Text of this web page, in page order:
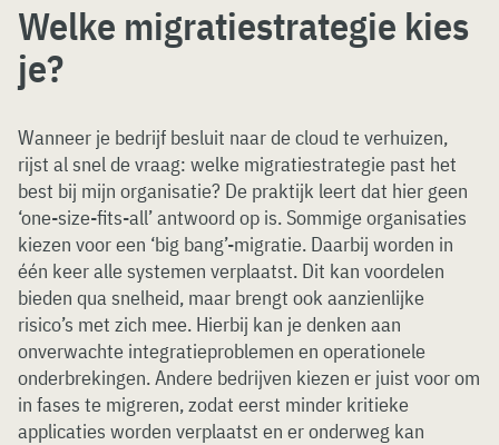
Welke migratiestrategie kies
je?
Wanneer je bedrijf besluit naar de cloud te verhuizen,
rijst al snel de vraag: welke migratiestrategie past het
best bij mijn organisatie? De praktijk leert dat hier geen
‘one-size-fits-all’ antwoord op is. Sommige organisaties
kiezen voor een ‘big bang’-migratie. Daarbij worden in
één keer alle systemen verplaatst. Dit kan voordelen
bieden qua snelheid, maar brengt ook aanzienlijke
risico’s met zich mee. Hierbij kan je denken aan
onverwachte integratieproblemen en operationele
onderbrekingen. Andere bedrijven kiezen er juist voor om
in fases te migreren, zodat eerst minder kritieke
applicaties worden verplaatst en er onderweg kan